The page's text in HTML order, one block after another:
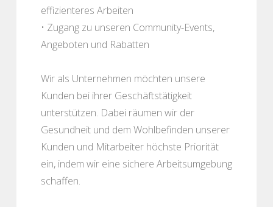
effizienteres Arbeiten
• Zugang zu unseren Community-Events,
Angeboten und Rabatten
Wir als Unternehmen möchten unsere
Kunden bei ihrer Geschäftstätigkeit
unterstützen. Dabei räumen wir der
Gesundheit und dem Wohlbefinden unserer
Kunden und Mitarbeiter höchste Priorität
ein, indem wir eine sichere Arbeitsumgebung
schaffen.